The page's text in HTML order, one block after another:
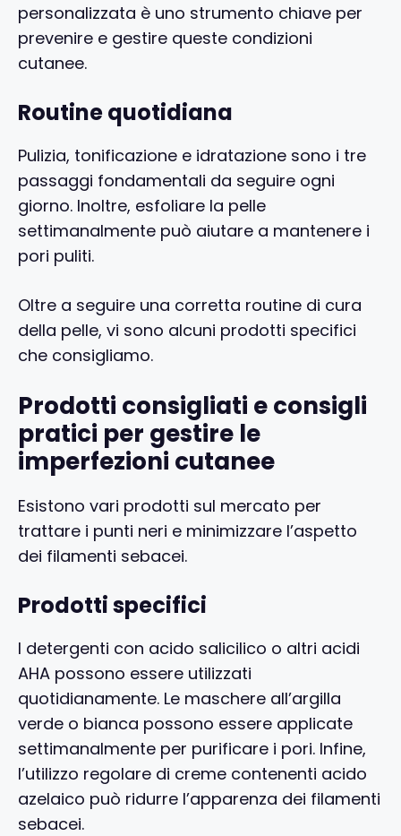
personalizzata è uno strumento chiave per
prevenire e gestire queste condizioni
cutanee.
Routine quotidiana
Pulizia, tonificazione e idratazione sono i tre
passaggi fondamentali da seguire ogni
giorno. Inoltre, esfoliare la pelle
settimanalmente può aiutare a mantenere i
pori puliti.
Oltre a seguire una corretta routine di cura
della pelle, vi sono alcuni prodotti specifici
che consigliamo.
Prodotti consigliati e consigli
pratici per gestire le
imperfezioni cutanee
Esistono vari prodotti sul mercato per
trattare i punti neri e minimizzare l’aspetto
dei filamenti sebacei.
Prodotti specifici
I detergenti con acido salicilico o altri acidi
AHA possono essere utilizzati
quotidianamente. Le maschere all’argilla
verde o bianca possono essere applicate
settimanalmente per purificare i pori. Infine,
l’utilizzo regolare di creme contenenti acido
azelaico può ridurre l’apparenza dei filamenti
sebacei.